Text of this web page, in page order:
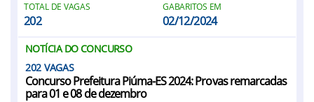
TOTAL DE VAGAS
202
GABARITOS EM
02/12/2024
NOTÍCIA DO CONCURSO
202
Concurso Prefeitura Piúma-ES 2024: Provas remarcadas
para 01 e 08 de dezembro